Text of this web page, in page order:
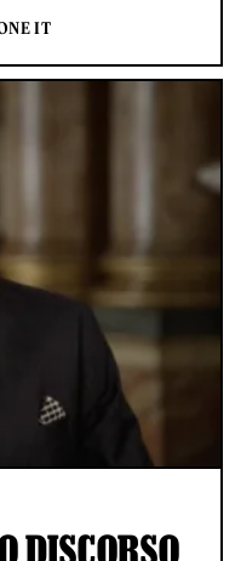
IT
DISCORSO